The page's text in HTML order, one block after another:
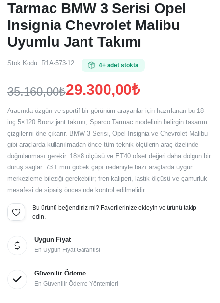
Tarmac BMW 3 Serisi Opel
Insignia Chevrolet Malibu
Uyumlu Jant Takımı
Stok Kodu: R1A-573-12 4+ adet stokta
35.160,00₺
Orijinal
fiyat:
35.160,00₺.
29.300,00₺
Şu
andaki
fiyat:
29.300,00₺.
Aracında özgün ve sportif bir görünüm arayanlar için hazırlanan bu 18
inç 5×120 Bronz jant takımı, Sparco Tarmac modelinin belirgin tasarım
çizgilerini öne çıkarır. BMW 3 Serisi, Opel Insignia ve Chevrolet Malibu
gibi araçlarda kullanılmadan önce tüm teknik ölçülerin araç özelinde
doğrulanması gerekir. 18×8 ölçüsü ve ET40 ofset değeri daha dolgun bir
duruş sağlar. 73.1 mm göbek çapı nedeniyle bazı araçlarda uygun
merkezleme bileziği gerekebilir; fren kaliperi, lastik ölçüsü ve çamurluk
mesafesi de sipariş öncesinde kontrol edilmelidir.
Bu ürünü beğendiniz mi? Favorilerinize ekleyin ve ürünü takip
edin.
Uygun Fiyat
En Uygun Fiyat Garantisi
Güvenilir Ödeme
En Güvenilir Ödeme Yöntemleri